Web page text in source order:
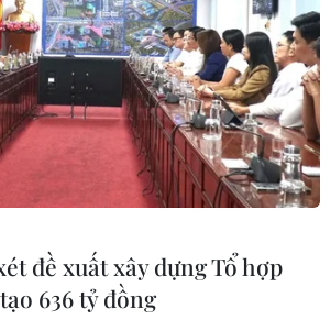
đề xuất xây dựng Tổ hợp
636 tỷ đồng